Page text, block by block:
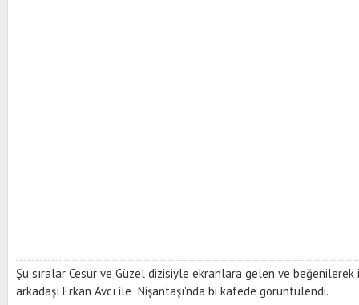
Şu sıralar Cesur ve Güzel dizisiyle ekranlara gelen ve
arkadaşı Erkan Avcı ile Nişantaşı'nda bi kafede görüntülendi.